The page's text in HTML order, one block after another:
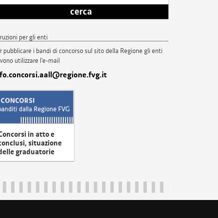
cerca
per gli enti
pubblicare i bandi di concorso sul sito della Regione gli enti
utilizzare l'e-mail
in atto e
situazione
graduatorie